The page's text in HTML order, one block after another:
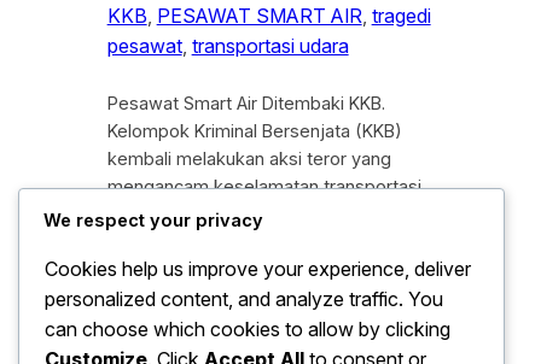
KKB, PESAWAT SMART AIR, tragedi
pesawat, transportasi udara
Pesawat Smart Air Ditembaki KKB.
Kelompok Kriminal Bersenjata (KKB)
kembali melakukan aksi teror yang
mengancam keselamatan transportasi
udara di wilayah pegunungan Papua.
pesawat milik maskapai Smart Air
sedang melakukan prosedur
pendaratan di salah satu lapangan
terbang perintis. Rentetan tembakan
We respect your privacy
Cookies help us improve your experience, deliver
personalized content, and analyze traffic. You
can choose which cookies to allow by clicking
Customize . Click Accept All to consent or